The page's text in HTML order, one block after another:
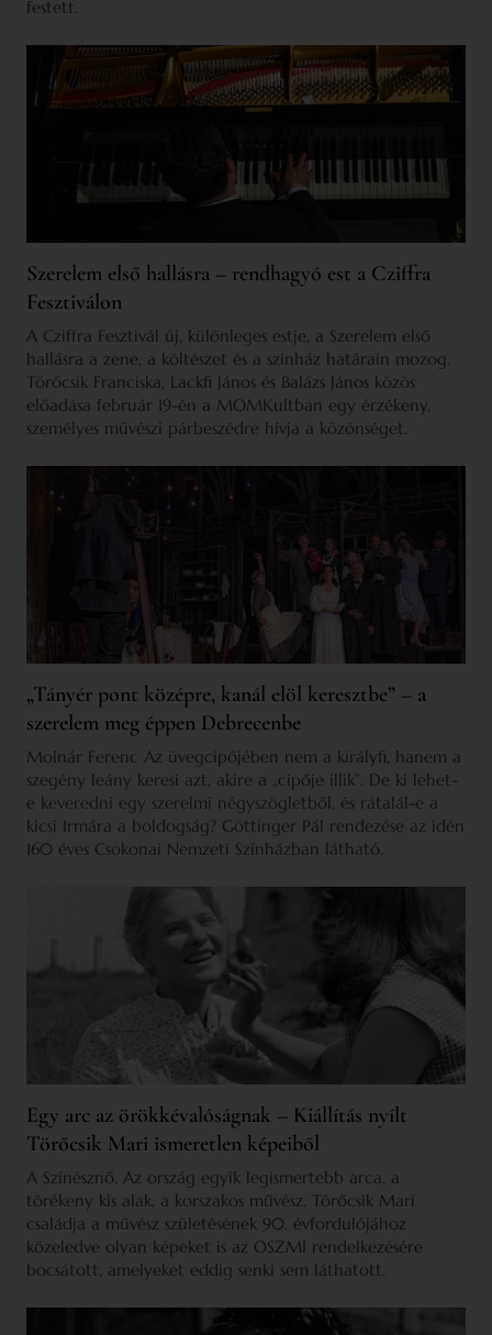
festett.
Szerelem első hallásra – rendhagyó est a Cziffra
Fesztiválon
A Cziffra Fesztivál új, különleges estje, a Szerelem első
hallásra a zene, a költészet és a színház határain mozog.
Törőcsik Franciska, Lackfi János és Balázs János közös
előadása február 19-én a MOMKultban egy érzékeny,
személyes művészi párbeszédre hívja a közönséget.
„Tányér pont középre, kanál elöl keresztbe” – a
szerelem meg éppen Debrecenbe
Molnár Ferenc Az üvegcipőjében nem a királyfi, hanem a
szegény leány keresi azt, akire a „cipője illik”. De ki lehet-
e keveredni egy szerelmi négyszögletből, és rátalál-e a
kicsi Irmára a boldogság? Göttinger Pál rendezése az idén
160 éves Csokonai Nemzeti Színházban látható.
Egy arc az örökkévalóságnak – Kiállítás nyílt
Törőcsik Mari ismeretlen képeiből
A Színésznő. Az ország egyik legismertebb arca, a
törékeny kis alak, a korszakos művész. Törőcsik Mari
családja a művész születésének 90. évfordulójához
közeledve olyan képeket is az OSZMI rendelkezésére
bocsátott, amelyeket eddig senki sem láthatott.